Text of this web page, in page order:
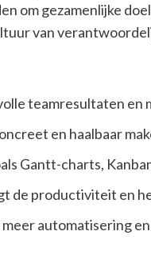
om gezamenlijke
van
teamresultaten en
en haalbaar
Gantt-charts,
de productiviteit en
automatisering